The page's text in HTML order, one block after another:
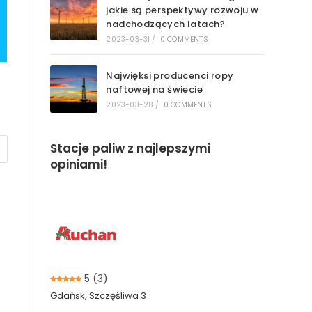
jakie są perspektywy rozwoju w
nadchodzących latach?
2023-03-31 / 0 COMMENTS
Najwięksi producenci ropy
naftowej na świecie
2023-03-28 / 0 COMMENTS
Stacje paliw z najlepszymi
opiniami!
5 (3)
Gdańsk, Szczęśliwa 3